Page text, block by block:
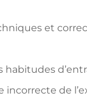
et
habitudes
de